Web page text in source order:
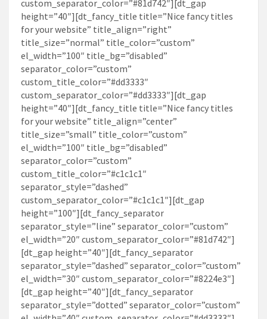
custom_separator_color=”#81d742″][dt_gap
height=”40″][dt_fancy_title title=”Nice fancy titles
for your website” title_align=”right”
title_size=”normal” title_color=”custom”
el_width=”100″ title_bg=”disabled”
separator_color=”custom”
custom_title_color=”#dd3333″
custom_separator_color=”#dd3333″][dt_gap
height=”40″][dt_fancy_title title=”Nice fancy titles
for your website” title_align=”center”
title_size=”small” title_color=”custom”
el_width=”100″ title_bg=”disabled”
separator_color=”custom”
custom_title_color=”#c1c1c1″
separator_style=”dashed”
custom_separator_color=”#c1c1c1″][dt_gap
height=”100″][dt_fancy_separator
separator_style=”line” separator_color=”custom”
el_width=”20″ custom_separator_color=”#81d742″]
[dt_gap height=”40″][dt_fancy_separator
separator_style=”dashed” separator_color=”custom”
el_width=”30″ custom_separator_color=”#8224e3″]
[dt_gap height=”40″][dt_fancy_separator
separator_style=”dotted” separator_color=”custom”